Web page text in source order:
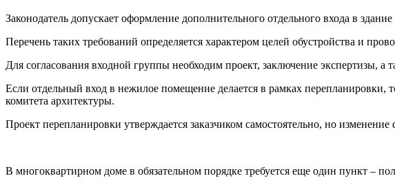
Законодатель допускает оформление дополнительного отдельного входа в
Перечень таких требований определяется характером целей обустройства и
Для согласования входной группы необходим проект, заключение экспертизы, а
Если отдельный вход в нежилое помещение делается в рамках
комитета архитектуры.
Проект перепланировки утверждается заказчиком самостоятельно, но
В многоквартирном доме в обязательном порядке требуется еще один пункт –